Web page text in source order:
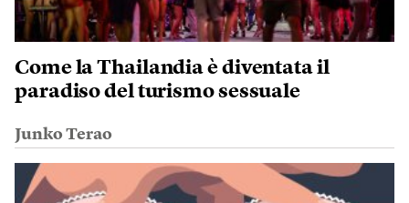
Come la Thailandia è diventata il
paradiso del turismo sessuale
Junko Terao